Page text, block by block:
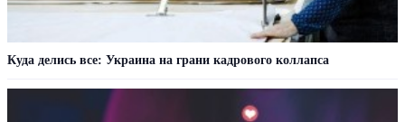
Куда делись все: Украина на грани кадрового коллапса